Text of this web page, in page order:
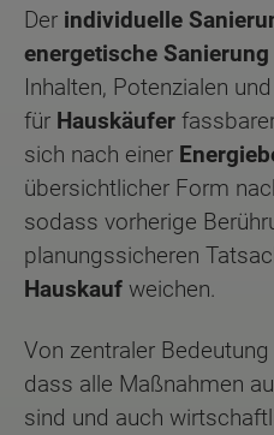
Der individuelle
energetische Sanierung
Inhalten, Potenzialen
für Hauskäufer
sich nach einer
übersichtlicher Form
sodass vorherige
planungssicheren
Hauskauf weichen.
Von zentraler
dass alle Maßnahmen
sind und auch